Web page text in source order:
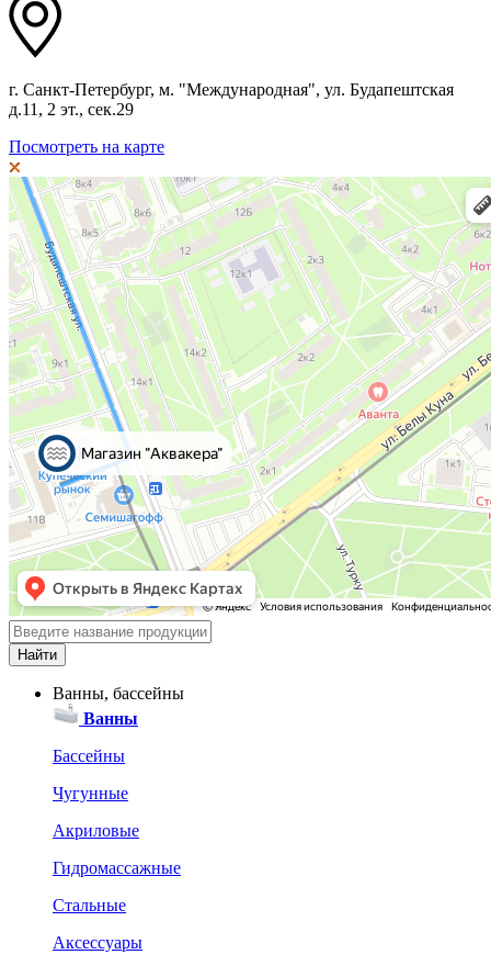
г. Санкт-Петербург, м. "Международная", ул. Будапештская
д.11, 2 эт., сек.29
Посмотреть на карте
Ванны, бассейны
Ванны
Бассейны
Чугунные
Акриловые
Гидромассажные
Стальные
Аксессуары